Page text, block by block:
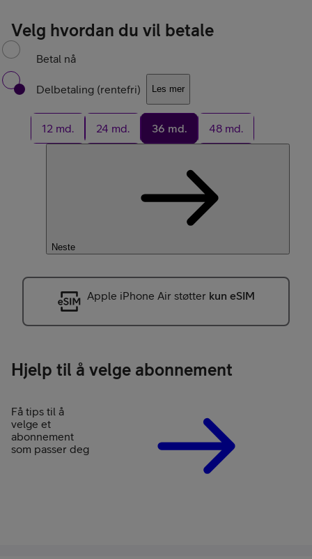
Velg hvordan du vil betale
Betal nå
Delbetaling (rentefri) Les mer
12 md. 24 md. 36 md. 48 md.
Neste
Apple iPhone Air støtter kun eSIM
Hjelp til å velge abonnement
Få tips til å
velge et
abonnement
som passer deg